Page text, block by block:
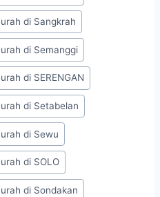
di Sangkrah
di Semanggi
di SERENGAN
di Setabelan
di Sewu
di SOLO
di Sondakan